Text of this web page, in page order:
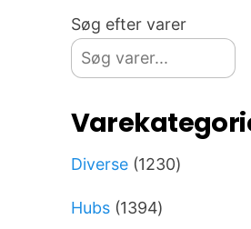
Søg efter varer
Diverse 12301230
Hubs 13941394